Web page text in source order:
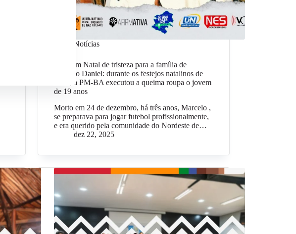
Notícias
Mais um Natal de tristeza para a família de
Marcelo Daniel: durante os festejos natalinos de
2022, a PM-BA executou a queima roupa o jovem
de 19 anos
Morto em 24 de dezembro, há três anos, Marcelo ,
se preparava para jogar futebol profissionalmente,
e era querido pela comunidade do Nordeste de…
dez 22, 2025